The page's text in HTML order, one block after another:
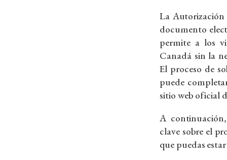
La Autorización
documento
permite a los
Canadá sin la
El proceso de
puede
sitio web oficial
A
clave sobre el
que puedas